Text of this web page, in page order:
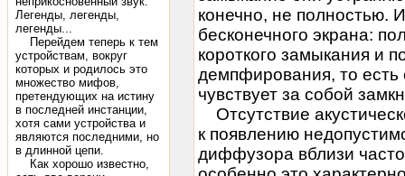
Легенды, легенды,
легенды...
Перейдем теперь к тем
устройствам, вокруг
которых и родилось это
множество мифов,
претендующих на истину
в последней инстанции,
хотя сами устройства и
являются последними, но
в длинной цепи.
Как хорошо известно,
конечно, не полностью.
бесконечного экрана:
короткого замыкания и
демпфирования, то
чувствует за собой
Отсутствие
к появлению
диффузора вблизи